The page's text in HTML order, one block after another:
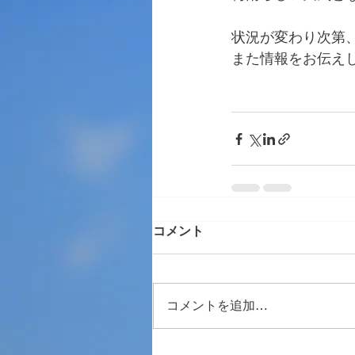
状況が変わり次第、
また情報をお伝え
コメント
コメントを追加…